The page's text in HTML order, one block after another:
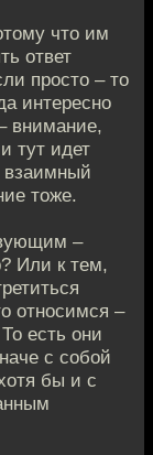
что им
ответ
просто – то
интересно
внимание,
тут идет
тоже.
–
Или к тем,
относимся –
есть они
с собой
бы и с